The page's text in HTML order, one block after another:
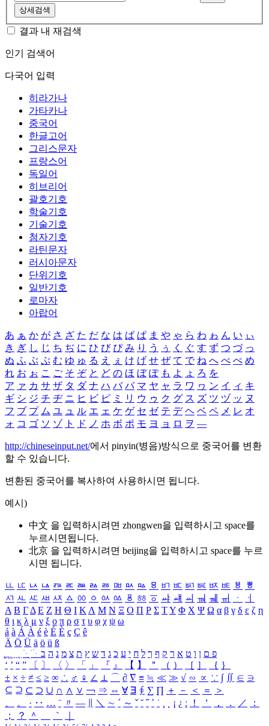
상세검색
결과 내 재검색
인기 검색어
다국어 입력
히라가나
가타카나
중국어
한글고어
그리스문자
프랑스어
독일어
히브리어
괄호기호
학술기호
기술기호
첨자기호
라틴문자
러시아문자
단위기호
일반기호
로마자
아랍어
あ ぁ か が さ ざ た だ な は ば ぱ ま や ゃ ら わ ゎ ん い ぃ
き ぎ し じ ち ぢ に ひ び ぴ み り う ぅ く ぐ す ず つ づ っ
ぬ ふ ぶ ぷ む ゆ ゅ る え ぇ け げ せ ぜ て で ね へ べ ぺ め
れ お ぉ こ ご そ ぞ と ど の ほ ぼ ぽ も よ ょ ろ を
ア ァ カ サ ザ タ ダ ナ ハ バ パ マ ヤ ャ ラ ワ ヮ ン イ ィ キ
ギ シ ジ チ ヂ ニ ヒ ビ ピ ミ リ ウ ゥ ク グ ス ズ ツ ヅ ッ ヌ
フ ブ プ ム ユ ュ ル エ ェ ケ ゲ セ ゼ テ デ ヘ ベ ペ メ レ オ
ォ コ ゴ ソ ゾ ト ド ノ ホ ボ ポ モ ヨ ョ ロ ヲ ―
http://chineseinput.net/에서 pinyin(병음)방식으로 중국어를 변환
할 수 있습니다.
변환된 중국어를 복사하여 사용하시면 됩니다.
예시)
中文 을 입력하시려면 zhongwen을 입력하시고 space를
누르시면됩니다.
北京 을 입력하시려면 beijing을 입력하시고 space를 누르
시면 됩니다.
ㅥ ㅦ ㅧ ㅨ ㅩ ㅪ ㅫ ㅬ ㅭ ㅮ ㅯ ㅰ ㅱ ㅲ ㅳ ㅴ ㅵ ㅶ ㅷ ㅸ
ㅹ
ㅺ ㅻ ㅼ ㅽ ㅾ ㅿ ㆀ ㆁ ㆂ ㆃ ㆄ ㆅ ㆆ ㆇ ㆈ ㆉ ㆊ ㆋ ㆌ ㆍ
ㆎ
Α Β ΓΔ Ε Ζ Η Θ Ι ΚΛ Μ Ν Ξ Ο Π Ρ Σ ΤΥ Φ Χ Ψ Ω α β γ δ ε ζ η
θ ι κ λ μ ν ξ ο π ρ σ τ υ φ χ ψ ω
á à Á À é è É È ç Ç ê
Ä Ö Ü ä ö ü ß
ִֶֹ ֻּ ׁׂ פ ם ן ו ט א ר ק ף ך ל ח י ע כ ג ד ש ץ ת צ מ נ ה ב
‘ ’ “ ” 〔 〕 〈 〉 「 」 『 』 【 】 ＂ （ ） ［ ］ ｛ ｝
± × ÷ ≠ ≤ ≥ ∞ ∴ ♂ ♀ ∠ ⊥ ⌒ ∂ ∇ ≡ ≒ ≪ ≫ √ ∽ ∝ ∵ ∫ ∬ ∈ ∋
⊆ ⊇ ⊂ ⊃ ∪ ∩ ∧ ∨ ￢ ⇒ ⇔ ∀ ∃ ∮ ∑ ∏ ＋ － ＜ ＝
＞
、
。 · ‥ … ¨ 〃 ― ＼ ∼ ´ ～ ˇ ˘ ˝ ˚ ˙ ¸ ¡ ¿ ː ！ ＇ ， ． ／
：
；
？ ＾ ｀